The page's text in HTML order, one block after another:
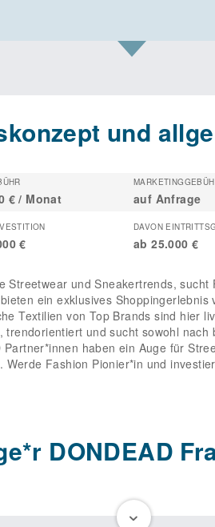
und
€ / Monat auf Anfrage
€
DAVON
ab 25.000 €
Streetwear und Sneakertrends,
ein exklusives
Textilien von Top Brands sind hier
trendorientiert und sucht sowohl
haben ein Auge für
Fashion Pionier*in und
DONDEAD
Teamfähigkeit und ein